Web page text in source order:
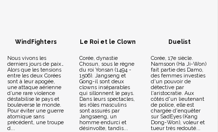
WindFighters
Nous vivons les
derniers jours de paix…
Alors que les tensions
entre les deux Corées
sont à leur apogée,
une attaque aérienne
d’une rare violence
déstabilise le pays et
bouleverse le monde.
Pour éviter une guerre
atomique sans
précédent, une troupe
d...
Le Roi et le Clown
Corée, dynastie
Chosun, sous le règne
du roi Yonsan (1494 -
1506). Jangseng et
Gong-il sont deux
clowns inséparables
qui sillonnent le pays.
Dans leurs spectacles,
les rôles masculins
sont assurés par
Jangsaeng, un
homme endurci et
désinvolte, tandis...
Duelist
Corée, 17e siècle.
Namsoon (Ha Ji-Won)
fait partie des Damo,
des femmes investies
d'un pouvoir de
détective par
l'aristocratie. Aux
côtés d'un lieutenant
de police, elle est
chargée d'enquêter
sur SadEyes (Kang
Dong-Won), voleur et
tueur très redouté...